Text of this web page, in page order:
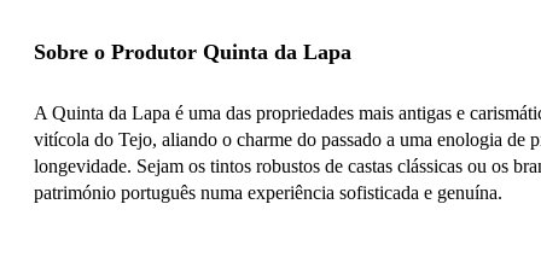
Sobre o Produtor Quinta da Lapa
A Quinta da Lapa é uma das propriedades mais antigas e
vitícola do Tejo, aliando o charme do passado a uma enologia de
longevidade. Sejam os tintos robustos de castas clássicas ou os
património português numa experiência sofisticada e genuína.